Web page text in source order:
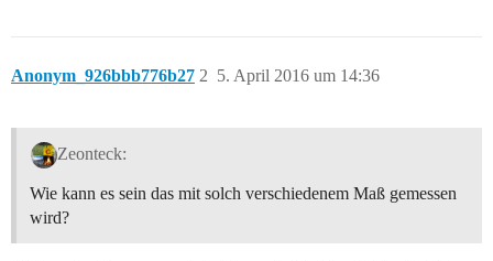
Anonym_926bbb776b27 5. April 2016 um 14:36
2
Zeonteck:
Wie kann es sein das mit solch verschiedenem Maß gemessen
wird?